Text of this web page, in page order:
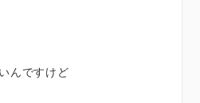
んですけど